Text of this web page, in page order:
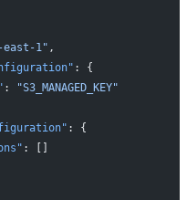
east-1" ,
: {
:
"S3_MANAGED_KEY"
: {
: []